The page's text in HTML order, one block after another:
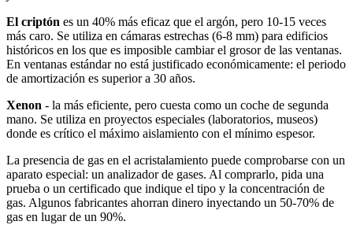
El criptón es un 40% más eficaz que el argón, pero 10-15 veces
más caro. Se utiliza en cámaras estrechas (6-8 mm) para edificios
históricos en los que es imposible cambiar el grosor de las ventanas.
En ventanas estándar no está justificado económicamente: el periodo
de amortización es superior a 30 años.
Xenon - la más eficiente, pero cuesta como un coche de segunda
mano. Se utiliza en proyectos especiales (laboratorios, museos)
donde es crítico el máximo aislamiento con el mínimo espesor.
La presencia de gas en el acristalamiento puede comprobarse con un
aparato especial: un analizador de gases. Al comprarlo, pida una
prueba o un certificado que indique el tipo y la concentración de
gas. Algunos fabricantes ahorran dinero inyectando un 50-70% de
gas en lugar de un 90%.